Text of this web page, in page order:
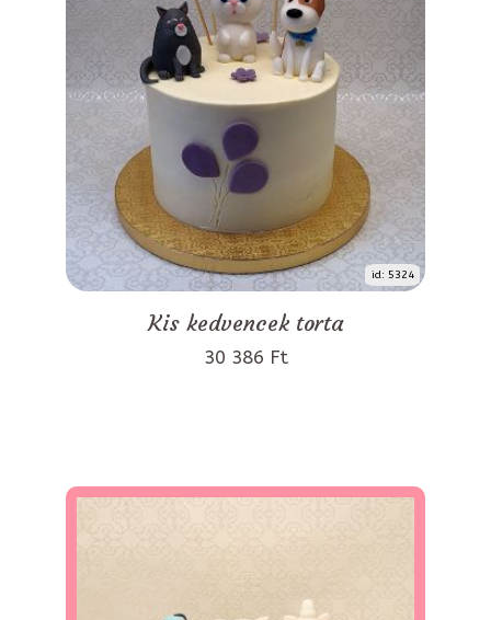
id: 5324
Kis kedvencek torta
30 386 Ft